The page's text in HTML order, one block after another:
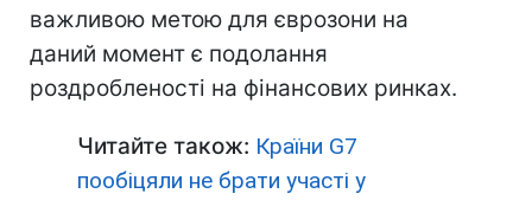
важливою метою для єврозони на
даний момент є подолання
роздробленості на фінансових ринках.
Читайте також: Країни G7
пообіцяли не брати участі у